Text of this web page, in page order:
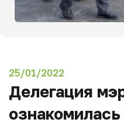
25/01/2022
Делегация
ознакомилась